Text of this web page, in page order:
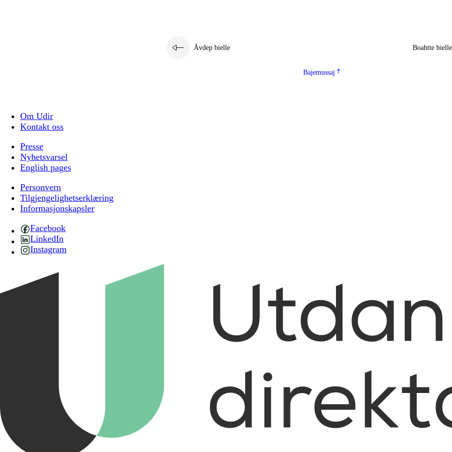
Åvdep bielle Boahtte bielle
Bajemussaj
Om Udir
Kontakt oss
Presse
Nyhetsvarsel
English pages
Personvern
Tilgjengelighetserklæring
Informasjonskapsler
Facebook
LinkedIn
Instagram